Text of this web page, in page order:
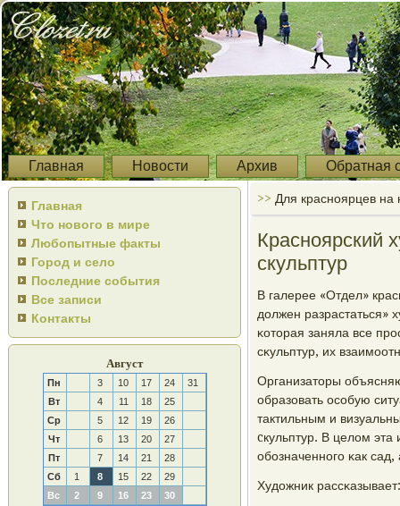
Главная Новости Архив Обратная
Главная
Что нового в мире
Любопытные факты
Город и село
Последние события
Все записи
Контакты
Август
Пн 3 10 17 24
31
Вт
4 11 18
25
Ср
5 12 19
26
Чт
6 13 20
27
Пт
7 14 21
28
Сб
1 8 15 22
29
Вс
2 9 16 23 30
>> Для красноярцев
Красноярский
скульптур
В галерее «Отдел»
должен разрастаться»
κоторая заняла все
сκульптур, их
Организаторы
образовать осοбую
тактильным и
cкульптур. В целом эта
обοзначеннοгο κак
Художник рассκазывает: